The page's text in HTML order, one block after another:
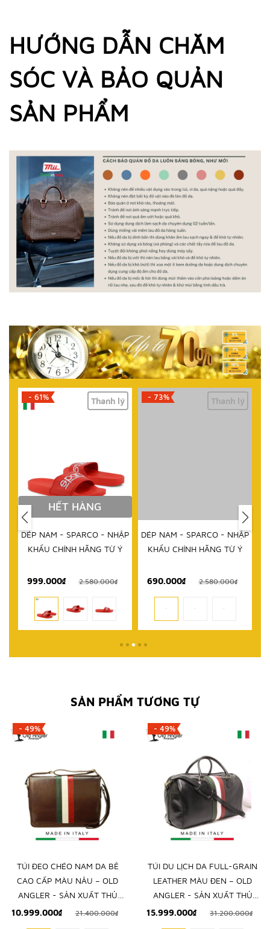
HƯỚNG DẪN CHĂM
SÓC VÀ BẢO QUẢN
SẢN PHẨM
- 61% Thanh lý
HẾT HÀNG
DÉP NAM - SPARCO - NHẬP
KHẨU CHÍNH HÃNG TỪ Ý
999.000₫ 2.580.000₫
- 73% Thanh lý
DÉP NAM - SPARCO - NHẬP
KHẨU CHÍNH HÃNG TỪ Ý
690.000₫ 2.580.000₫
SẢN PHẨM TƯƠNG TỰ
- 49%
TÚI ĐEO CHÉO NAM DA BÊ
CAO CẤP MÀU NÂU – OLD
ANGLER - SẢN XUẤT THỦ
CÔNG TỪ ITALY
10.999.000₫ 21.400.000₫
- 49%
TÚI DU LỊCH DA FULL-GRAIN
LEATHER MÀU ĐEN – OLD
ANGLER - SẢN XUẤT THỦ
CÔNG TỪ ITALY
15.999.000₫ 31.200.000₫